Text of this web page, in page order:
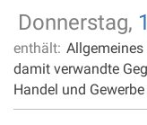
Donnerstag,
enthält: Allgemeines
damit verwandte
Handel und Gewerbe